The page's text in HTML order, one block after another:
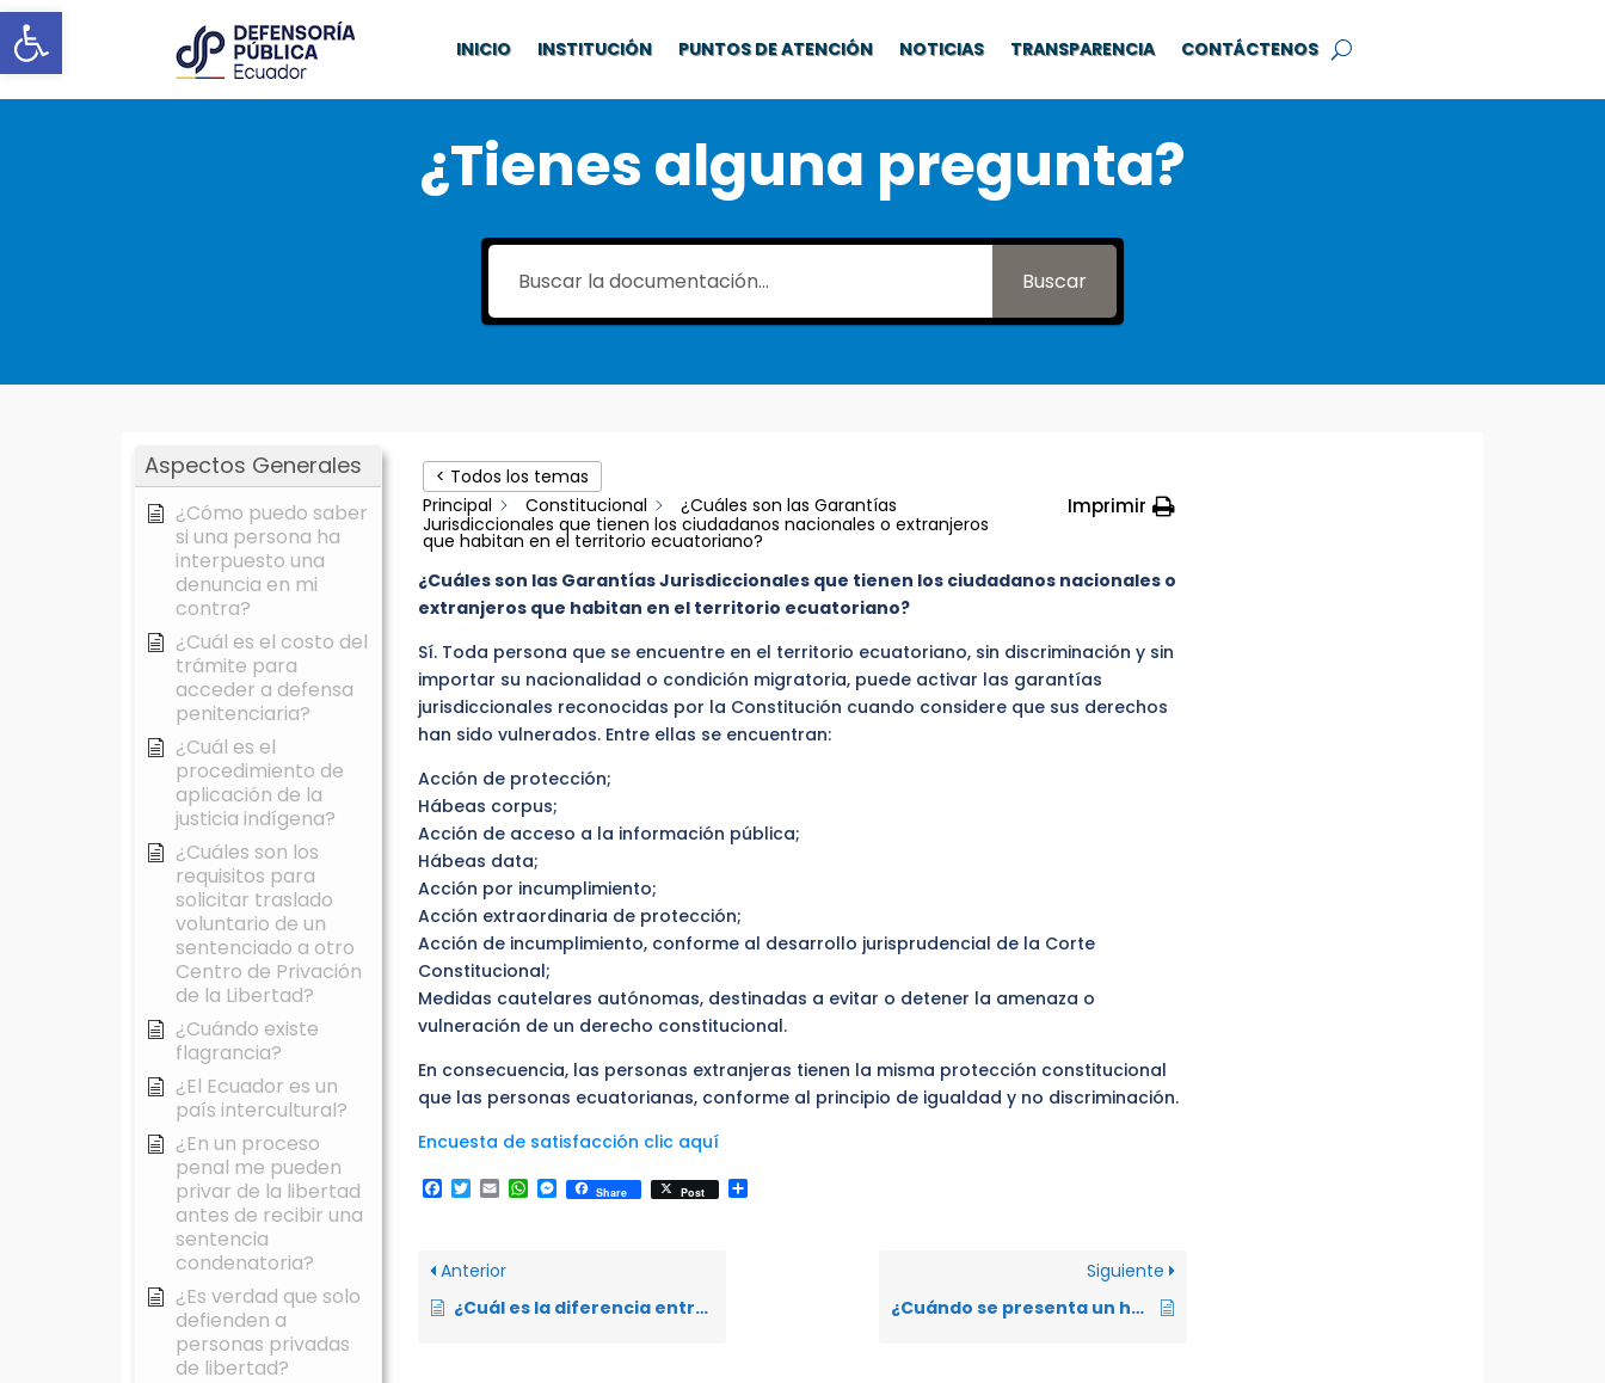
Abrir barra de herramientas INICIO INSTITUCIÓN PUNTOS DE ATENCIÓN NOTICIAS TRANSPARENCIA CONTÁCTENOS
¿Tienes alguna pregunta?
Buscar
Aspectos Generales
¿Cómo puedo saber
si una persona ha
interpuesto una
denuncia en mi
contra?
¿Cuál es el costo del
trámite para
acceder a defensa
penitenciaria?
¿Cuál es el
procedimiento de
aplicación de la
justicia indígena?
¿Cuáles son los
requisitos para
solicitar traslado
voluntario de un
sentenciado a otro
Centro de Privación
de la Libertad?
¿Cuándo existe
flagrancia?
¿El Ecuador es un
país intercultural?
¿En un proceso
penal me pueden
privar de la libertad
antes de recibir una
sentencia
condenatoria?
¿Es verdad que solo
defienden a
personas privadas
de libertad?
< Todos los temas
Principal
Constitucional
¿Cuáles son las Garantías
Jurisdiccionales que tienen los ciudadanos nacionales o extranjeros
que habitan en el territorio ecuatoriano?
Imprimir
¿Cuáles son las Garantías Jurisdiccionales que tienen los ciudadanos nacionales o
extranjeros que habitan en el territorio ecuatoriano?
Sí. Toda persona que se encuentre en el territorio ecuatoriano, sin discriminación y sin
importar su nacionalidad o condición migratoria, puede activar las garantías
jurisdiccionales reconocidas por la Constitución cuando considere que sus derechos
han sido vulnerados. Entre ellas se encuentran:
Acción de protección;
Hábeas corpus;
Acción de acceso a la información pública;
Hábeas data;
Acción por incumplimiento;
Acción extraordinaria de protección;
Acción de incumplimiento, conforme al desarrollo jurisprudencial de la Corte
Constitucional;
Medidas cautelares autónomas, destinadas a evitar o detener la amenaza o
vulneración de un derecho constitucional.
En consecuencia, las personas extranjeras tienen la misma protección constitucional
que las personas ecuatorianas, conforme al principio de igualdad y no discriminación.
Encuesta de satisfacción clic aquí
Facebook
Twitter
EmailWhatsApp
Messenger
Share Post
Anterior
¿Cuál es la diferencia entre Hábeas Data y Acción de Acceso a la información pública?
Siguiente
¿Cuándo se presenta un hábeas corpus?